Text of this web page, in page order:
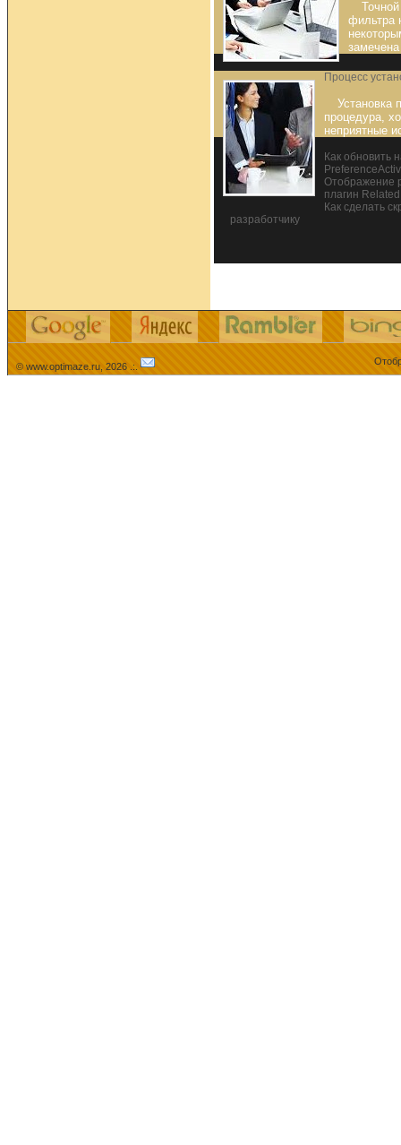
Точной
фильтра
замечена
Процесс
Установка
процедура,
неприятные
Как обновить
Отображение
плагин
Как сделать
разработчику
© www.optimaze.ru, 2026 .:.